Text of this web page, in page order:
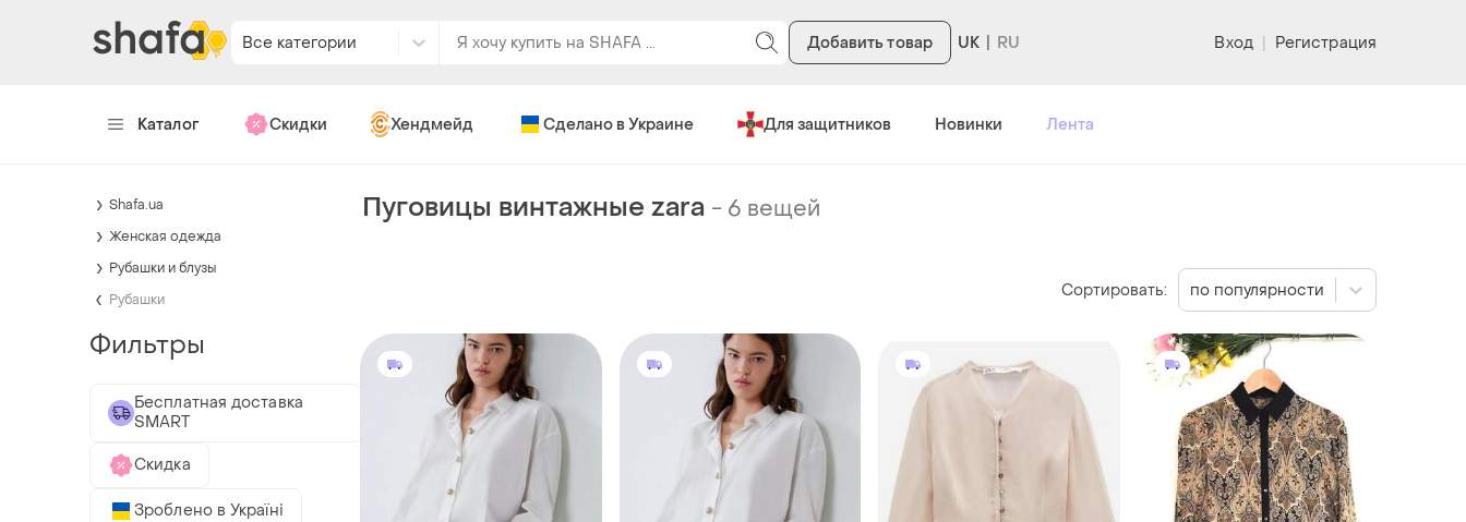
Все категории Добавить товар UK Вход | Регистрация
Каталог Скидки Хендмейд Сделано в Украине Для защитников Новинки Лента
Пуговицы винтажные zara - 6 вещей
Сортировать: по популярности
Shafa.ua
Женская одежда
Рубашки и блузы
Рубашки
Фильтры
Бесплатная доставка
SMART
Скидка
Зроблено в Україні